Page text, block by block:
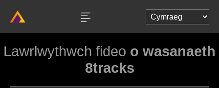
Lawrlwythwch fideo o wasanaeth
8tracks